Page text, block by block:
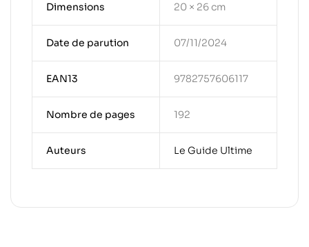
Dimensions 20 × 26 cm
Date de parution 07/11/2024
EAN13 9782757606117
Nombre de pages 192
Auteurs Le Guide Ultime